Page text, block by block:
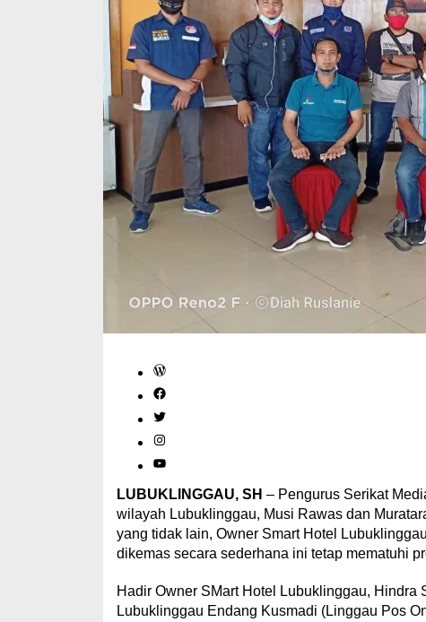
WordPress
Facebook
Twitter
Instagram
YouTube
LUBUKLINGGAU, SH – Pengurus Serikat
wilayah Lubuklinggau, Musi Rawas dan
yang tidak lain, Owner Smart Hotel
dikemas secara sederhana ini tetap mematuhi
Hadir Owner SMart Hotel Lubuklinggau, Hindra
Lubuklinggau Endang Kusmadi (Linggau Pos